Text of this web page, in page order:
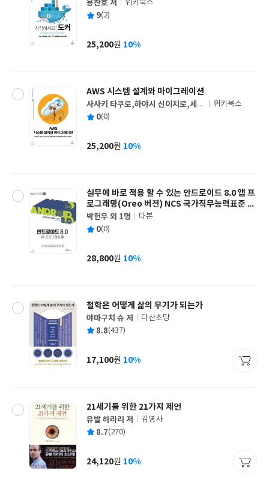
글
쓴
용찬호 저
출
사
위키북스
평 9(2)
가
25,200원 10%
AWS 시스템 설계와 마이그레이션
글
쓴
사사키 타쿠로,하야시 신이치로,세토
지마 토시히로,미야카와 료,카나자와
출
사
위키북스
평 0(0)
가
25,200원 10%
실무에 바로 적용 할 수 있는 안드로이드 8.0 앱 프
로그래밍(Oreo 버전) NCS 국가직무능력표준 기
준안 적용
글
쓴
박헌우 외 1명
출
사
다본
평 0(0)
가
28,800원 10%
철학은 어떻게 삶의 무기가 되는가
글
쓴
야마구치 슈 저
출
사
다산초당
평 8.8(437)
가
17,100원 10%
21세기를 위한 21가지 제언
글
쓴
유발 하라리 저
출
사
김영사
평 8.7(270)
가
24,120원 10%